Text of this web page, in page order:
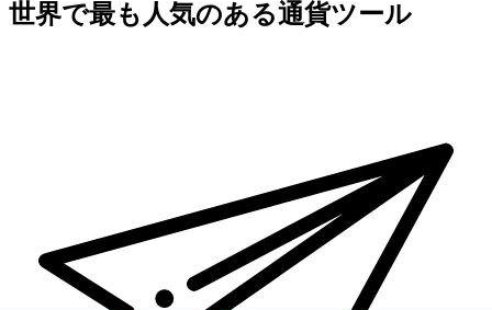
世界で最も人気のある通貨ツール